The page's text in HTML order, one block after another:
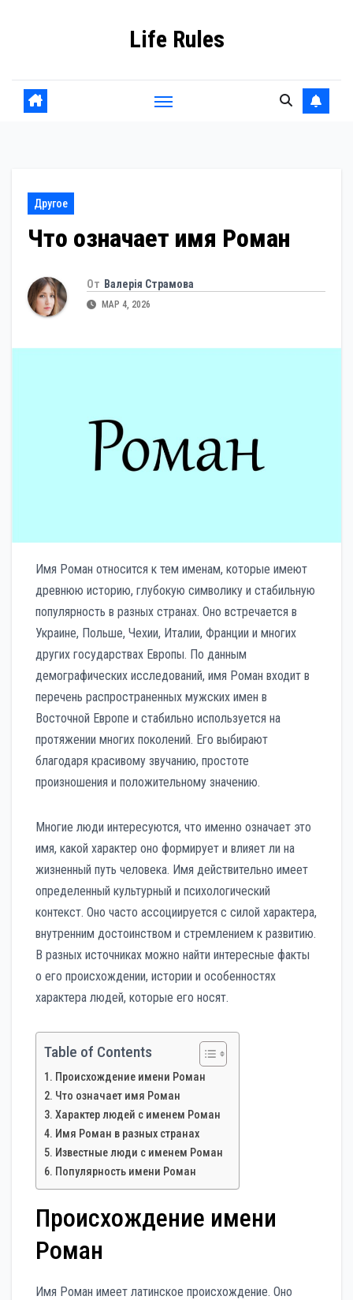
Life Rules
Другое
Что означает имя Роман
От Валерія Страмова
МАР 4, 2026
Имя Роман относится к тем именам, которые имеют
древнюю историю, глубокую символику и стабильную
популярность в разных странах. Оно встречается в
Украине, Польше, Чехии, Италии, Франции и многих
других государствах Европы. По данным
демографических исследований, имя Роман входит в
перечень распространенных мужских имен в
Восточной Европе и стабильно используется на
протяжении многих поколений. Его выбирают
благодаря красивому звучанию, простоте
произношения и положительному значению.
Многие люди интересуются, что именно означает это
имя, какой характер оно формирует и влияет ли на
жизненный путь человека. Имя действительно имеет
определенный культурный и психологический
контекст. Оно часто ассоциируется с силой характера,
внутренним достоинством и стремлением к развитию.
В разных источниках можно найти интересные факты
о его происхождении, истории и особенностях
характера людей, которые его носят.
Table of Contents
Происхождение имени Роман
Что означает имя Роман
Характер людей с именем Роман
Имя Роман в разных странах
Известные люди с именем Роман
Популярность имени Роман
Происхождение имени
Роман
Имя Роман имеет латинское происхождение. Оно